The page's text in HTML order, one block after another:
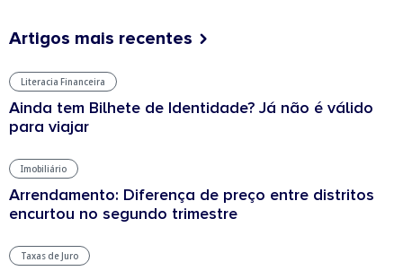
Artigos mais recentes
Literacia Financeira
Ainda tem Bilhete de Identidade? Já não é válido
para viajar
Imobiliário
Arrendamento: Diferença de preço entre distritos
encurtou no segundo trimestre
Taxas de Juro